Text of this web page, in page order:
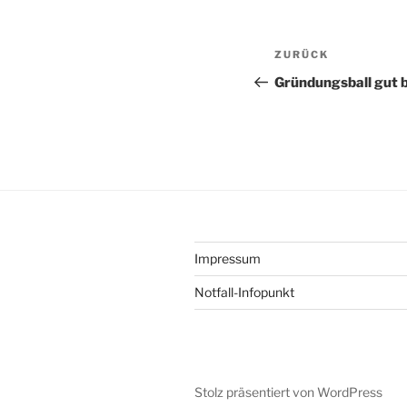
Vorheriger
Beitrag
ZURÜCK
Gründungsball gut
Impressum
Notfall-Infopunkt
Stolz präsentiert von WordPress